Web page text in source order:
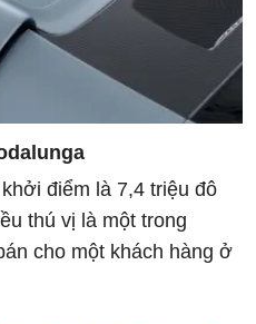
điểm là 7,4 triệu đô
thú vị là một trong
cho một khách hàng ở